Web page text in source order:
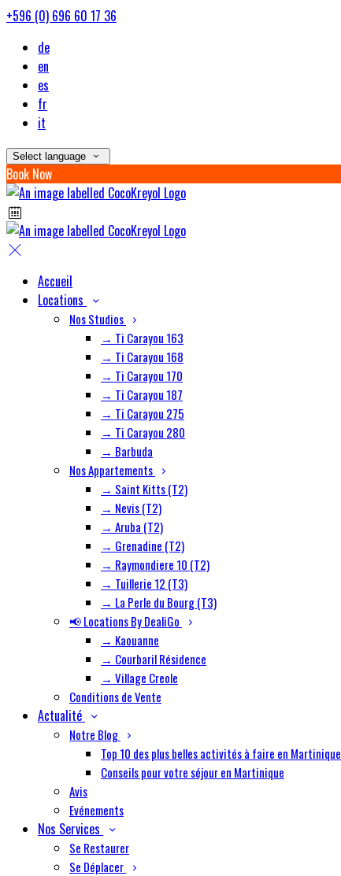
+596 (0) 696 60 17 36
de
en
es
fr
it
Select language
Book Now
Accueil
Locations
Nos Studios
→ Ti Carayou 163
→ Ti Carayou 168
→ Ti Carayou 170
→ Ti Carayou 187
→ Ti Carayou 275
→ Ti Carayou 280
→ Barbuda
Nos Appartements
→ Saint Kitts (T2)
→ Nevis (T2)
→ Aruba (T2)
→ Grenadine (T2)
→ Raymondiere 10 (T2)
→ Tuillerie 12 (T3)
→ La Perle du Bourg (T3)
📢 Locations By DealiGo
→ Kaouanne
→ Courbaril Résidence
→ Village Creole
Conditions de Vente
Actualité
Notre Blog
Top 10 des plus belles activités à faire en Martinique
Conseils pour votre séjour en Martinique
Avis
Evénements
Nos Services
Se Restaurer
Se Déplacer